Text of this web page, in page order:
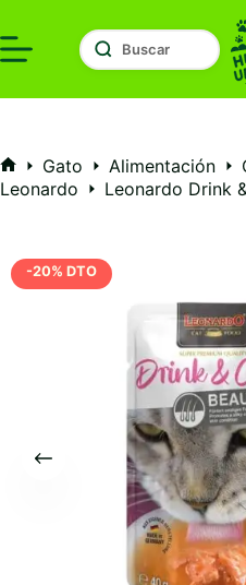
al
contenido
Inicio
Gato Alimentación
Leonardo
Leonardo Drink
-20% DTO